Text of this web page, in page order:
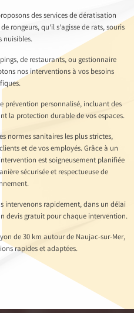
des services de dératisation
rongeurs, qu’il s’agisse de rats, souris
nuisibles.
de restaurants, ou gestionnaire
nos interventions à vos besoins
prévention personnalisé, incluant des
la protection durable de vos espaces.
normes sanitaires les plus strictes,
et de vos employés. Grâce à un
est soigneusement planifiée
sécurisée et respectueuse de
intervenons rapidement, dans un délai
devis gratuit pour chaque intervention.
de 30 km autour de Naujac-sur-Mer,
rapides et adaptées.